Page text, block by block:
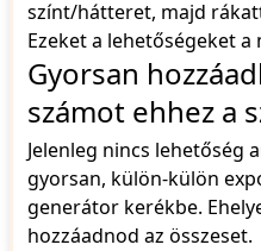
színt/hátteret, majd
Ezeket a lehetőségeket
Gyorsan
számot ehhez a
Jelenleg nincs lehetőség
gyorsan, külön-külön
generátor kerékbe.
hozzáadnod az összeset.